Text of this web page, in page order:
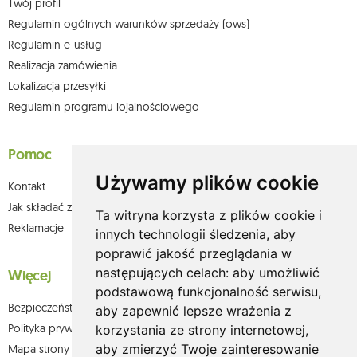
Używamy plików cookie
Ta witryna korzysta z plików cookie i
innych technologii śledzenia, aby
poprawić jakość przeglądania w
następujących celach: aby umożliwić
podstawową funkcjonalność serwisu,
aby zapewnić lepsze wrażenia z
korzystania ze strony internetowej,
aby zmierzyć Twoje zainteresowanie
Twój profil
Regulamin ogólnych warunków sprzedaży (ows)
Regulamin e-usług
Realizacja zamówienia
Lokalizacja przesyłki
Regulamin programu lojalnościowego
Pomoc
Kontakt
Jak składać zamówienia w sklepie olium.pl?
Reklamacje
Więcej
Bezpieczeństwo płatności
Polityka prywatności
Mapa strony